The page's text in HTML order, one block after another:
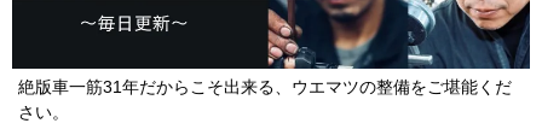
絶版車一筋31年だからこそ出来る、ウエマツの整備をご堪能くだ
さい。